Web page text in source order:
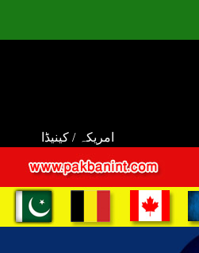
امریکہ / کینیڈا